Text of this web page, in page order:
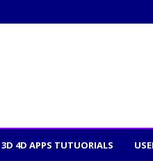
3D 4D APPS TUTUORIALS